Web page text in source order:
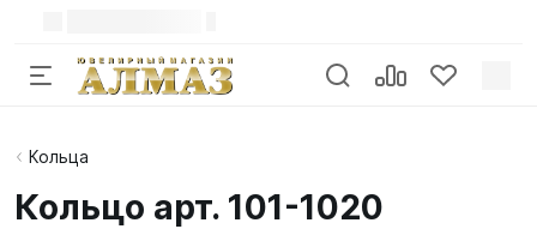
Кольца
Кольцо арт. 101-1020